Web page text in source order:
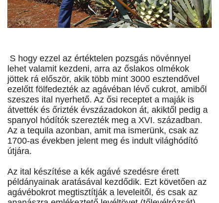
S hogy ezzel az értéktelen pozsgás növénnyel
lehet valamit kezdeni, arra az őslakos olmékok
jöttek rá először, akik több mint 3000 esztendővel
ezelőtt fölfedezték az agávéban lévő cukrot, amiből
szeszes ital nyerhető. Az ősi receptet a maják is
átvették és őrizték évszázadokon át, akiktől pedig a
spanyol hódítók szerezték meg a XVI. században.
Az a tequila azonban, amit ma ismerünk, csak az
1700-as években jelent meg és indult világhódító
útjára.
Az ital készítése a kék agávé szedésre érett
példányainak aratásával kezdődik. Ezt követően az
agávébokrot megtisztítják a leveleitől, és csak az